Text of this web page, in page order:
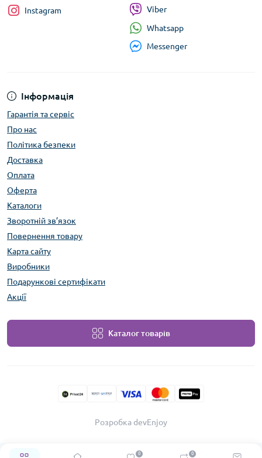
0 0
Інформація
Гарантія та сервіс
Про нас
Політика безпеки
Доставка
Оплата
Оферта
Каталоги
Зворотній зв’язок
Повернення товару
Карта сайту
Виробники
Подарункові сертифікати
Акції
Каталог товарів
Instagram
Viber
Whatsapp
Messenger
Розробка devEnjoy